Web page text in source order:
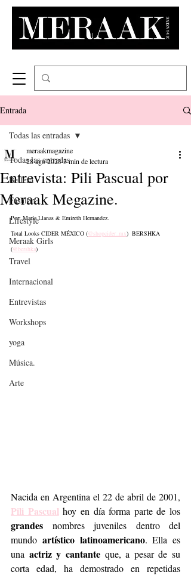
Entrada
Todas las entradas
Belleza
Fashion
Lifestyle
Meraak Girls
Travel
Internacional
Entrevistas
Workshops
yoga
Música.
Arte
Todas las entradas
Entrevista: Pili Pascual por
Meraak Megazine.
meraakmagazine
28 ago 20233 min de lectura
Por: María Llanas & Emireth Hernandez.
Total Looks CIDER MÉXICO (@shopcider_mx)  BERSHKA
(@bershka)
Pili Pascual
grandes nombres juveniles dentro del
mundo artístico latinoamericano. Ella es
una actriz y cantante que, a pesar de su
corta edad, ha demostrado en repetidas